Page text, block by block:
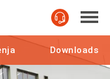
Downloads